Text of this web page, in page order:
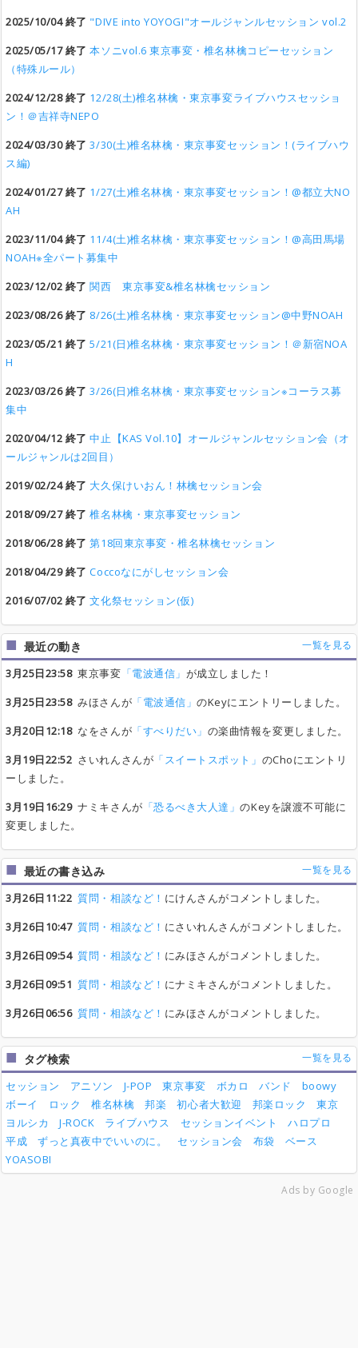
2025/10/04 終了 "DIVE into YOYOGI"オールジャンルセッション vol.2
2025/05/17 終了 本ソニvol.6 東京事変・椎名林檎コピーセッション
（特殊ルール）
2024/12/28 終了 12/28(土)椎名林檎・東京事変ライブハウスセッショ
ン！＠吉祥寺NEPO
2024/03/30 終了 3/30(土)椎名林檎・東京事変セッション！(ライブハウ
ス編)
2024/01/27 終了 1/27(土)椎名林檎・東京事変セッション！@都立大NO
AH
2023/11/04 終了 11/4(土)椎名林檎・東京事変セッション！@高田馬場
NOAH※全パート募集中
2023/12/02 終了 関西 東京事変&椎名林檎セッション
2023/08/26 終了 8/26(土)椎名林檎・東京事変セッション@中野NOAH
2023/05/21 終了 5/21(日)椎名林檎・東京事変セッション！＠新宿NOA
H
2023/03/26 終了 3/26(日)椎名林檎・東京事変セッション※コーラス募
集中
2020/04/12 終了 中止【KAS Vol.10】オールジャンルセッション会（オ
ールジャンルは2回目）
2019/02/24 終了 大久保けいおん！林檎セッション会
2018/09/27 終了 椎名林檎・東京事変セッション
2018/06/28 終了 第18回東京事変・椎名林檎セッション
2018/04/29 終了 Coccoなにがしセッション会
2016/07/02 終了 文化祭セッション(仮)
最近の動き 一覧を見る
3月25日23:58東京事変 「電波通信」 が成立しました！
3月25日23:58みほさんが 「電波通信」のKeyにエントリーしました。
3月20日12:18なをさんが 「すべりだい」 の楽曲情報を変更しました。
3月19日22:52 さいれんさんが 「スイートスポット」 のChoにエントリ
ーしました。
3月19日16:29ナミキさんが 「恐るべき大人達」のKeyを譲渡不可能に
変更しました。
最近の書き込み 一覧を見る
3月26日11:22 質問・相談など！ にけんさんがコメントしました。
3月26日10:47 質問・相談など！ にさいれんさんがコメントしました。
3月26日09:54 質問・相談など！ にみほさんがコメントしました。
3月26日09:51 質問・相談など！ にナミキさんがコメントしました。
3月26日06:56 質問・相談など！ にみほさんがコメントしました。
タグ検索 一覧を見る
セッション アニソン J-POP 東京事変 ボカロ バンド
boowy
ボーイ
ロック 椎名林檎 邦楽 初心者大歓迎 邦楽ロック
東京
ヨルシカ
J-ROCK ライブハウス セッションイベント
ハロプロ
平成
ずっと真夜中でいいのに。 セッション会 布袋
ベース
YOASOBI
Ads by Google